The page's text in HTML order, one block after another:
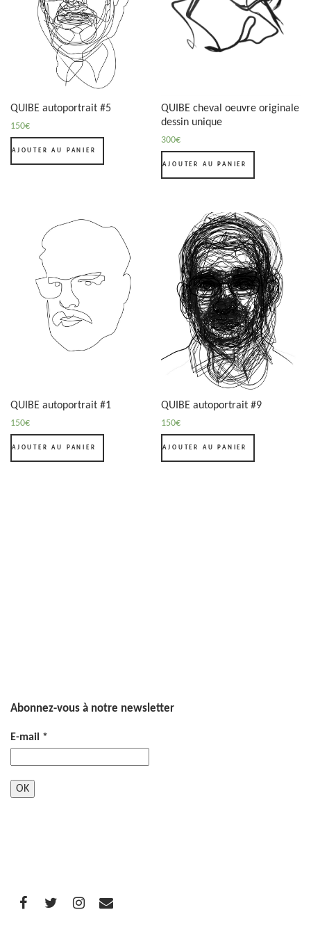
QUIBE autoportrait #5
150€
AJOUTER AU PANIER
QUIBE cheval oeuvre originale
dessin unique
300€
AJOUTER AU PANIER
QUIBE autoportrait #1
150€
AJOUTER AU PANIER
QUIBE autoportrait #9
150€
AJOUTER AU PANIER
Abonnez-vous à notre newsletter
E-mail *